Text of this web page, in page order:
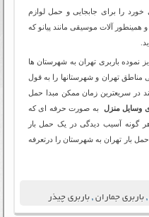
را برای جابجایی و حمل لوازم
آلات موسیقی مانند پیانو که
نموده باربری تهران به شهرستان ها
تهران و شهرستانها را به قول
در سریعترین زمان ممکن مبدا حمل
وسایل منزل
به صورت حرفه ای که
گونه آسیب دیدگی در یک حمل بار
بار تهران به شهرستان را درتعرفه
,باربری جماران ,باربری چیذر